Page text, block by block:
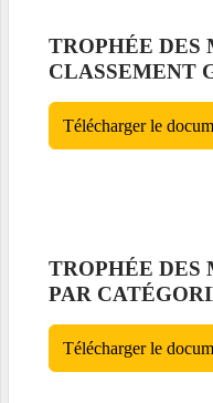
TROPHÉE DES
CLASSEMENT
Télécharger le
TROPHÉE DES
PAR
Télécharger le